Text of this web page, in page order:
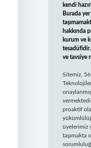
kendi
Burada
hakkında
kurum ve
ve tavsiye
Sitemiz,
proaktif
üyelerimiz
taşımakta